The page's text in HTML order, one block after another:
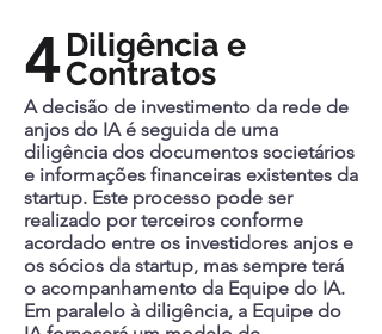
4Diligência e
Contratos
A decisão de investimento da rede de
anjos do IA é seguida de uma
diligência dos documentos societários
e informações financeiras existentes da
startup. Este processo pode ser
realizado por terceiros conforme
acordado entre os investidores anjos e
os sócios da startup, mas sempre terá
o acompanhamento da Equipe do IA.
Em paralelo à diligência, a Equipe do